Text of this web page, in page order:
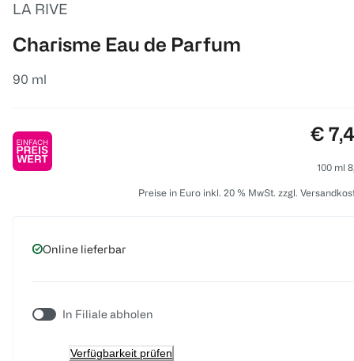
LA RIVE
Charisme Eau de Parfum
90 ml
€
100 ml
Preise in Euro inkl. 20 % MwSt. zzgl.
Online lieferbar
In Filiale abholen
Verfügbarkeit prüfen